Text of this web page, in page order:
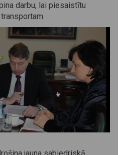
darbu, lai piesaistītu